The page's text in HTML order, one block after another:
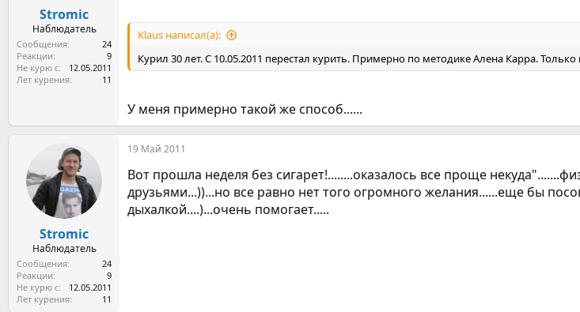
Stromic
Наблюдатель
Сообщения
24
Реакции
9
Не курю с
12.05.2011
Лет курения
11
Klaus написал(а):
Курил 30 лет. С 10.05.2011 перестал курить. Примерно по методике Алена Карра.
У меня примерно такой же способ......
Stromic
Наблюдатель
Сообщения
24
Реакции
9
Не курю с
12.05.2011
Лет курения
11
19 Май 2011
Вот прошла неделя без сигарет!........оказалось все проще
друзьями...))...но все равно нет того огромного желания......еще бы
дыхалкой....)...очень помогает.....